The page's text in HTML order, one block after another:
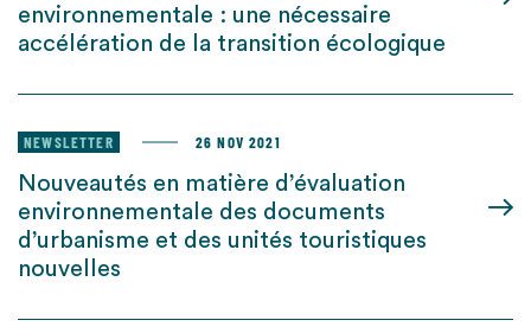
environnementale : une nécessaire
accélération de la transition écologique
NEWSLETTER 26 NOV 2021
Nouveautés en matière d’évaluation
environnementale des documents
d’urbanisme et des unités touristiques
nouvelles